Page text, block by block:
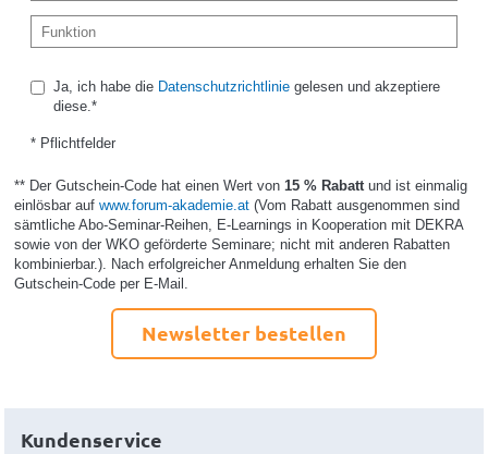
Ja, ich habe die Datenschutzrichtliniegelesen und akzeptiere
diese.*
* Pflichtfelder
** Der Gutschein-Code hat einen Wert von 15 % Rabatt und ist einmalig
einlösbar auf www.forum-akademie.at(Vom Rabatt ausgenommen sind
sämtliche Abo-Seminar-Reihen, E-Learnings in Kooperation mit DEKRA
sowie von der WKO geförderte Seminare; nicht mit anderen Rabatten
kombinierbar.). Nach erfolgreicher Anmeldung erhalten Sie den
Gutschein-Code per E-Mail.
Newsletter bestellen
Kundenservice